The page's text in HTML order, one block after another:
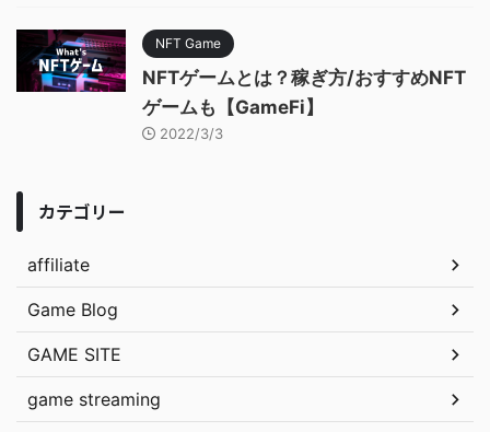
NFT Game
NFTゲームとは？稼ぎ方/おすすめNFT
ゲームも【GameFi】
2022/3/3
カテゴリー
affiliate
Game Blog
GAME SITE
game streaming